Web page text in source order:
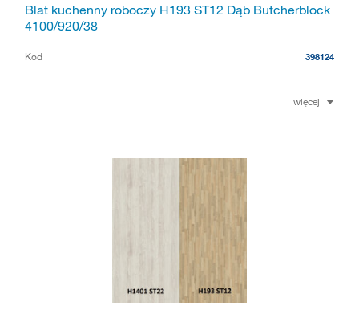
Blat kuchenny roboczy H193 ST12 Dąb Butcherblock
4100/920/38
Kod 398124
więcej